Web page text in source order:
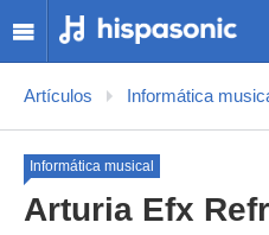
Artículos Informática
Informática musical
Arturia Efx